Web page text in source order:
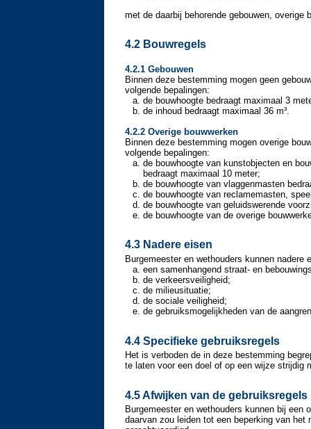
met de daarbij behorende gebouwen, overige
4.2 Bouwregels
4.2.1 Gebouwen
Binnen deze bestemming mogen geen
volgende bepalingen:
de bouwhoogte bedraagt maximaal 3
de inhoud bedraagt maximaal 36 m³.
4.2.2 Overige bouwwerken
Binnen deze bestemming mogen overige
volgende bepalingen:
de bouwhoogte van kunstobjecten en
bedraagt maximaal 10 meter;
de bouwhoogte van vlaggenmasten
de bouwhoogte van reclamemasten,
de bouwhoogte van geluidswerende
de bouwhoogte van de overige
4.3 Nadere eisen
Burgemeester en wethouders kunnen
een samenhangend straat- en
de verkeersveiligheid;
de milieusituatie;
de sociale veiligheid;
de gebruiksmogelijkheden van de
4.4 Specifieke gebruiksregels
Het is verboden de in deze bestemming
te laten voor een doel of op een wijze strijdig
4.5 Afwijken van de gebruiksregels
Burgemeester en wethouders kunnen bij
daarvan zou leiden tot een beperking van het